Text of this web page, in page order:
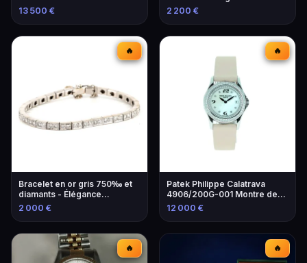
Montre de Luxe
13 500 €
2 200 €
🔥
Bracelet en or gris 750‰ et
diamants - Élégance
intemporelle
2 000 €
🔥
Patek Philippe Calatrava
4906/200G-001 Montre de
Luxe
12 000 €
🔥 🔥